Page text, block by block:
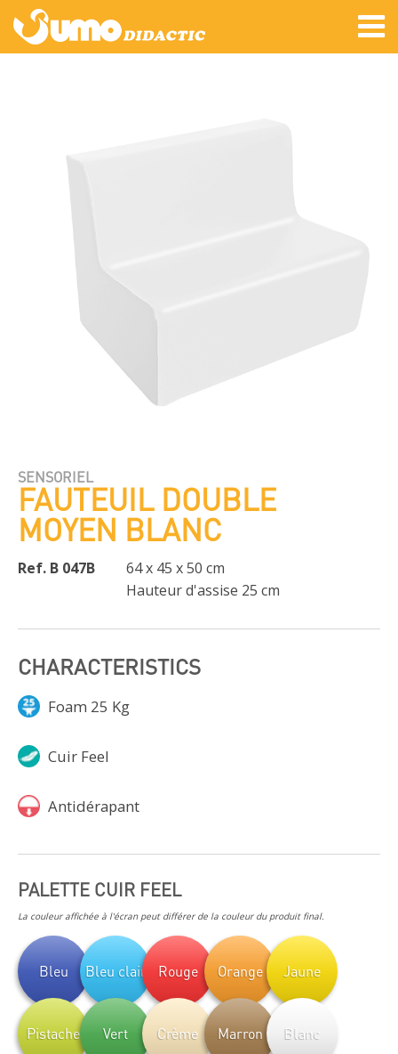
SENSORIEL
FAUTEUIL DOUBLE
MOYEN BLANC
Ref. B 047B
64 x 45 x 50 cm
Hauteur d'assise 25 cm
CHARACTERISTICS
Foam 25 Kg
Cuir Feel
Antidérapant
PALETTE CUIR FEEL
La couleur affichée à l'écran peut différer de la couleur du produit final.
Bleu Bleu clair Rouge Orange Jaune
Pistache Vert Crème Marron Blanc